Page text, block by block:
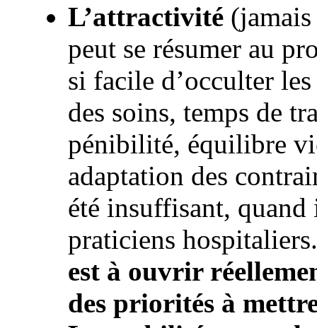
L’attractivité
peut se résumer au
si facile d’occulter
des soins, temps de
pénibilité, équilibre
adaptation des
été insuffisant, quand
praticiens
est à ouvrir
des priorités à